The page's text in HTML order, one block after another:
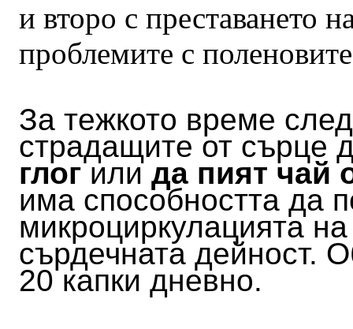
и второ с преставането
проблемите с
За тежкото време
страдащите от сърце
глогили да пият чай
има способността да
микроциркулацията
сърдечната дейност.
20 капки дневно.